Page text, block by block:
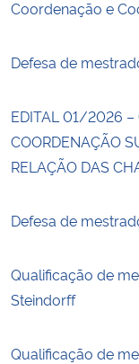
Coordenação e
Defesa de
EDITAL 01/2026 –
COORDENAÇÃO
RELAÇÃO DAS
Defesa de
Qualificação de
Steindorff
Qualificação de